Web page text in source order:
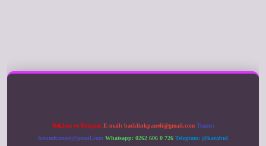
Reklam ve İletişim: E-mail: backlinkpaneli@gmail.com Teams:
forumhizmeti@gmail.com Whatsapp: 0262 606 0 726 Telegram: @karabul